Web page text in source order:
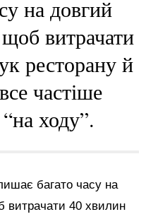
на довгий
щоб витрачати
ресторану й
частіше
ходу”.
багато часу на
витрачати 40 хвилин